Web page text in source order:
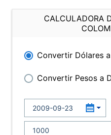
CALCULADORA
Convertir Dólares
Convertir Pesos a